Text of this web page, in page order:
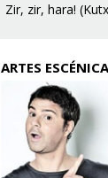
Zir, zir, hara!
ARTES